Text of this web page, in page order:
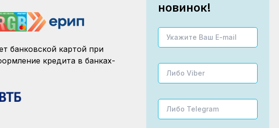
банковской картой при
кредита в банках-
новинок!